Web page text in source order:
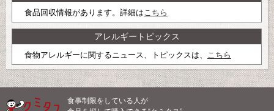
食品回収情報があります。詳細はこちら
アレルギートピックス
食物アレルギーに関するニュース、トピックスは、 こちら
食事制限をしている人が